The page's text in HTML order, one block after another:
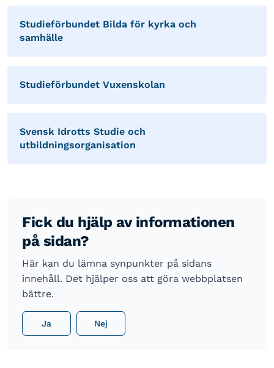
Studieförbundet Bilda för kyrka och
samhälle
Studieförbundet Vuxenskolan
Svensk Idrotts Studie och
utbildningsorganisation
Fick du hjälp av informationen
på sidan?
Här kan du lämna synpunkter på sidans
innehåll. Det hjälper oss att göra webbplatsen
bättre.
Ja Nej